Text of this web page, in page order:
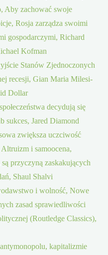
Aby zachować swoje
Rosja zarządza swoimi
gospodarczymi, Richard
Kofman
Stanów Zjednoczonych
recesji, Gian Maria Milesi-
Dollar
decydują się
sukces, Jared Diamond
zwiększa uczciwość
i samoocena,
przyczyną zaskakujących
Shaul Shalvi
i wolność, Nowe
zasad sprawiedliwości
(Routledge Classics),
kapitalizmie